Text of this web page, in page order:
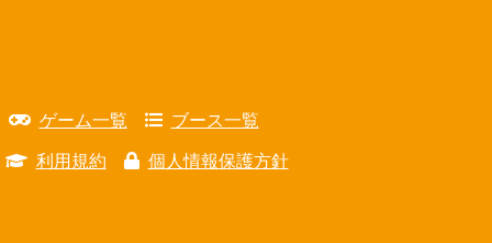
ゲーム一覧 ブース一覧
利用規約 個人情報保護方針